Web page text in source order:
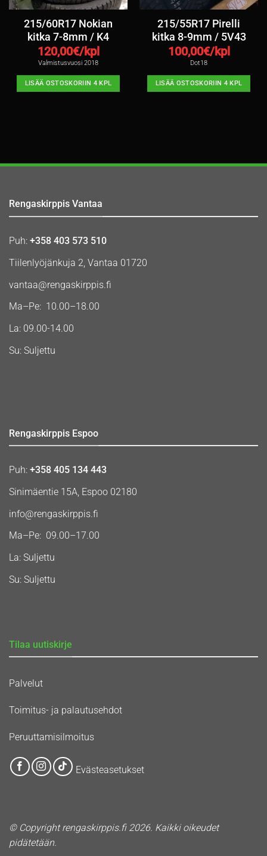
215/60R17 Nokian
kitka 7-8mm / K4
120,00€/kpl
Valmistusvuosi 2018
LISÄÄ OSTOSKORIIN 4 KPL
215/55R17 Pirelli
kitka 8-9mm / 5V43
100,00€/kpl
Dot18
LISÄÄ OSTOSKORIIN 4 KPL
Rengaskirppis Vantaa
Puh: +358 403 573 510
Tiilenlyöjänkuja 2, Vantaa 01720
vantaa@rengaskirppis.fi
Ma–Pe: 10.00–18.00
La: 09.00-14.00
Su: Suljettu
Rengaskirppis Espoo
Puh: +358 405 134 443
Sinimäentie 15A, Espoo 02180
info@rengaskirppis.fi
Ma–Pe: 09.00–17.00
La: Suljettu
Su: Suljettu
Tilaa uutiskirje
Palvelut
Toimitus- ja palautusehdot
Peruuttamisilmoitus
Evästeasetukset
© Copyright rengaskirppis.fi 2026. Kaikki oikeudet
pidätetään.